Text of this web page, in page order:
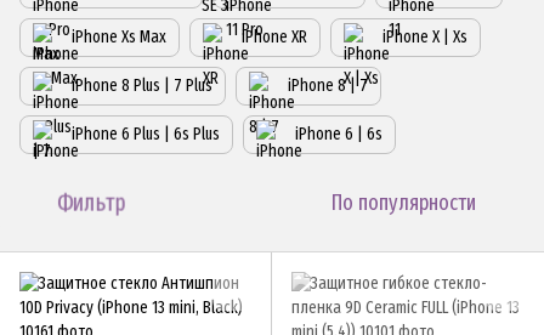
iPhone Xs Max iPhone XR iPhone X | Xs
iPhone 8 Plus | 7 Plus iPhone 8 | 7
iPhone 6 Plus | 6s Plus iPhone 6 | 6s
Фильтр По популярности